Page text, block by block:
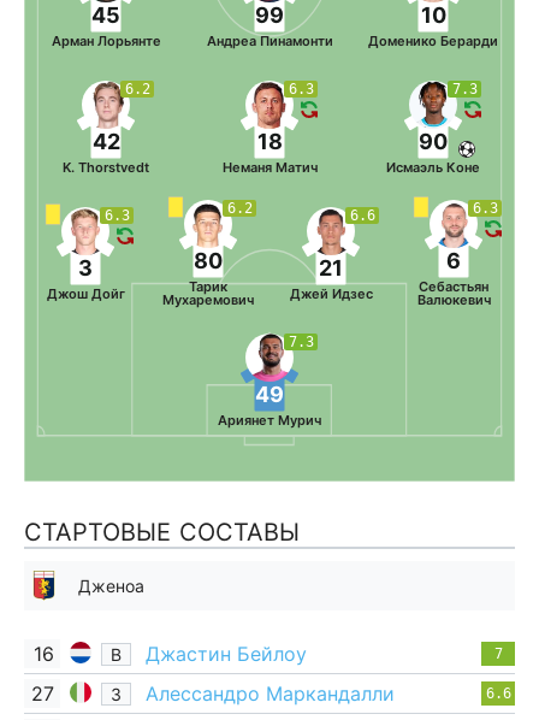
7.3
49
Ариянет Мурич
6.3
3
Джош Дойг
6.2
80
Тарик
Мухаремович
6.6
21
Джей Идзес
6.3
6
Себастьян
Валюкевич
6.2
42
K. Thorstvedt
6.3
18
Неманя Матич
7.3
90
Исмаэль Коне
45
Арман Лорьянте
99
Андреа Пинамонти
10
Доменико Берарди
СТАРТОВЫЕ СОСТАВЫ
Дженоа
16 В Джастин Бейлоу 7
27 З Алессандро Маркандалли 6.6